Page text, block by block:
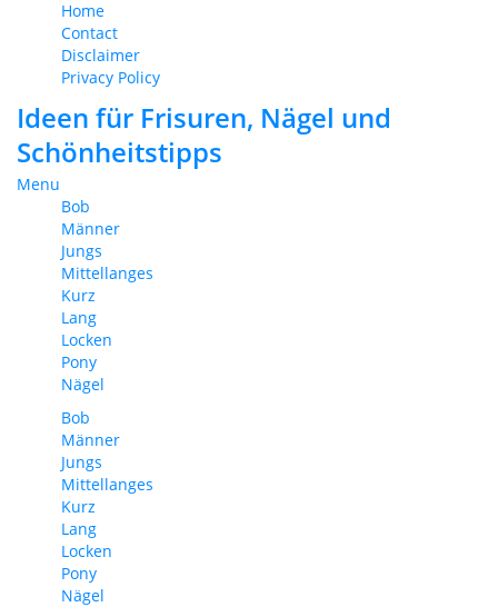
Home
Contact
Disclaimer
Privacy Policy
Ideen für Frisuren, Nägel und
Schönheitstipps
Menu
Bob
Männer
Jungs
Mittellanges
Kurz
Lang
Locken
Pony
Nägel
Bob
Männer
Jungs
Mittellanges
Kurz
Lang
Locken
Pony
Nägel